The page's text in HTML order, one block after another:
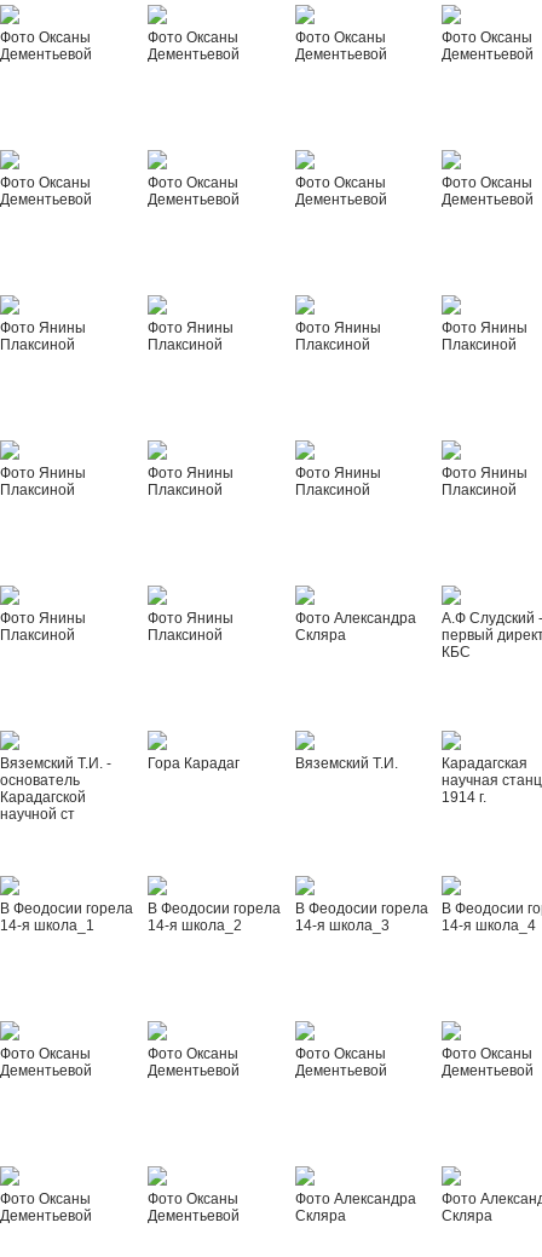
Фото Оксаны
Дементьевой
Фото Оксаны
Дементьевой
Фото Оксаны
Дементьевой
Фото Оксаны
Дементьевой
Фото Оксаны
Дементьевой
Фото Оксаны
Дементьевой
Фото Оксаны
Дементьевой
Фото Оксаны
Дементьевой
Фото Янины
Плаксиной
Фото Янины
Плаксиной
Фото Янины
Плаксиной
Фото Янины
Плаксиной
Фото Янины
Плаксиной
Фото Янины
Плаксиной
Фото Янины
Плаксиной
Фото Янины
Плаксиной
Фото Янины
Плаксиной
Фото Янины
Плаксиной
Фото Александра
Скляра
А.Ф Слудский
первый
КБС
Вяземский Т.И. -
основатель
Карадагской
научной ст
Гора Карадаг Вяземский Т.И.
Карадагская
научная
1914 г.
В Феодосии горела
14-я школа_1
В Феодосии горела
14-я школа_2
В Феодосии горела
14-я школа_3
В Феодосии
14-я школа_4
Фото Оксаны
Дементьевой
Фото Оксаны
Дементьевой
Фото Оксаны
Дементьевой
Фото Оксаны
Дементьевой
Фото Оксаны
Дементьевой
Фото Оксаны
Дементьевой
Фото Александра
Скляра
Фото
Скляра